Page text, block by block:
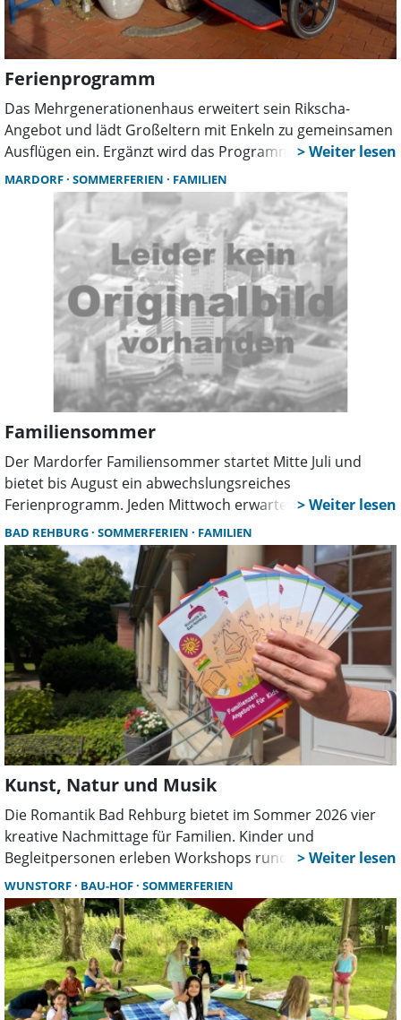
Ferienprogramm
Das Mehrgenerationenhaus erweitert sein Rikscha-
Angebot und lädt Großeltern mit Enkeln zu gemeinsamen
Ausflügen ein. Ergänzt wird das Programm durch den
monatlichen Familien-Treff. Zwei neue Rikschas und ein
digitaler Kalender bringen zusätzliche Impulse.
MARDORF SOMMERFERIEN FAMILIEN
Familiensommer
Der Mardorfer Familiensommer startet Mitte Juli und
bietet bis August ein abwechslungsreiches
Ferienprogramm. Jeden Mittwoch erwarten Familien
kostenlose Mitmachaktionen am Steinhuder Meer – von
Naturerlebnissen über Bewegung bis hin zu kreativen
Angeboten.
BAD REHBURG SOMMERFERIEN FAMILIEN
Kunst, Natur und Musik
Die Romantik Bad Rehburg bietet im Sommer 2026 vier
kreative Nachmittage für Familien. Kinder und
Begleitpersonen erleben Workshops rund um Kunst,
Natur, Literatur und Musik – inspiriert von der Epoche der
Romantik und ihrer Verbindung zur Natur.
WUNSTORF BAU-HOF SOMMERFERIEN